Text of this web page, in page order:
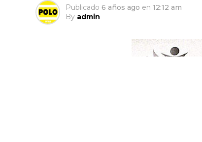
Publicado 6 años ago en 12:12 am
By admin